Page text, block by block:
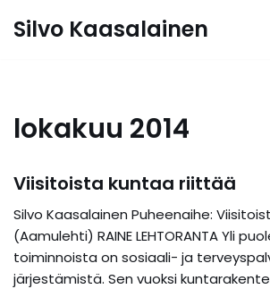
Silvo Kaasalainen
lokakuu 2014
Viisitoista kuntaa riittää
Silvo Kaasalainen Puheenaihe:
(Aamulehti) RAINE LEHTORANTA Yli
toiminnoista on sosiaali- ja
järjestämistä. Sen vuoksi